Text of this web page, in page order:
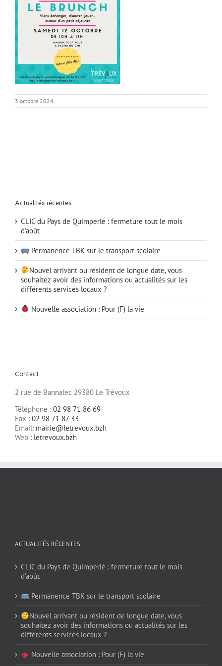
3 octobre 2024
Actualités récentes
CLIC du Pays de Quimperlé : fermeture tout le mois
d’août
Permanence TBK sur le transport scolaire
Nouvel arrivant ou résident de longue date, vous
souhaitez avoir des informations ou actualités sur les
différents services locaux ?
Nouvelle association : Pour (F) la vie
Contact
2 rue de Bannalec 29380 Le Trévoux
Téléphone : 02 98 71 86 69
Fax : 02 98 71 87 33
Email: mairie@letrevoux.bzh
Web : letrevoux.bzh
ACTUALITÉS RÉCENTES
CLIC du Pays de Quimperlé : fermeture tout le mois
d’août
Permanence TBK sur le transport scolaire
Nouvel arrivant ou résident de longue date, vous
souhaitez avoir des informations ou actualités sur les
différents services locaux ?
Nouvelle association : Pour (F) la vie